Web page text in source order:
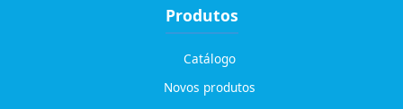
Produtos
Catálogo
Novos produtos